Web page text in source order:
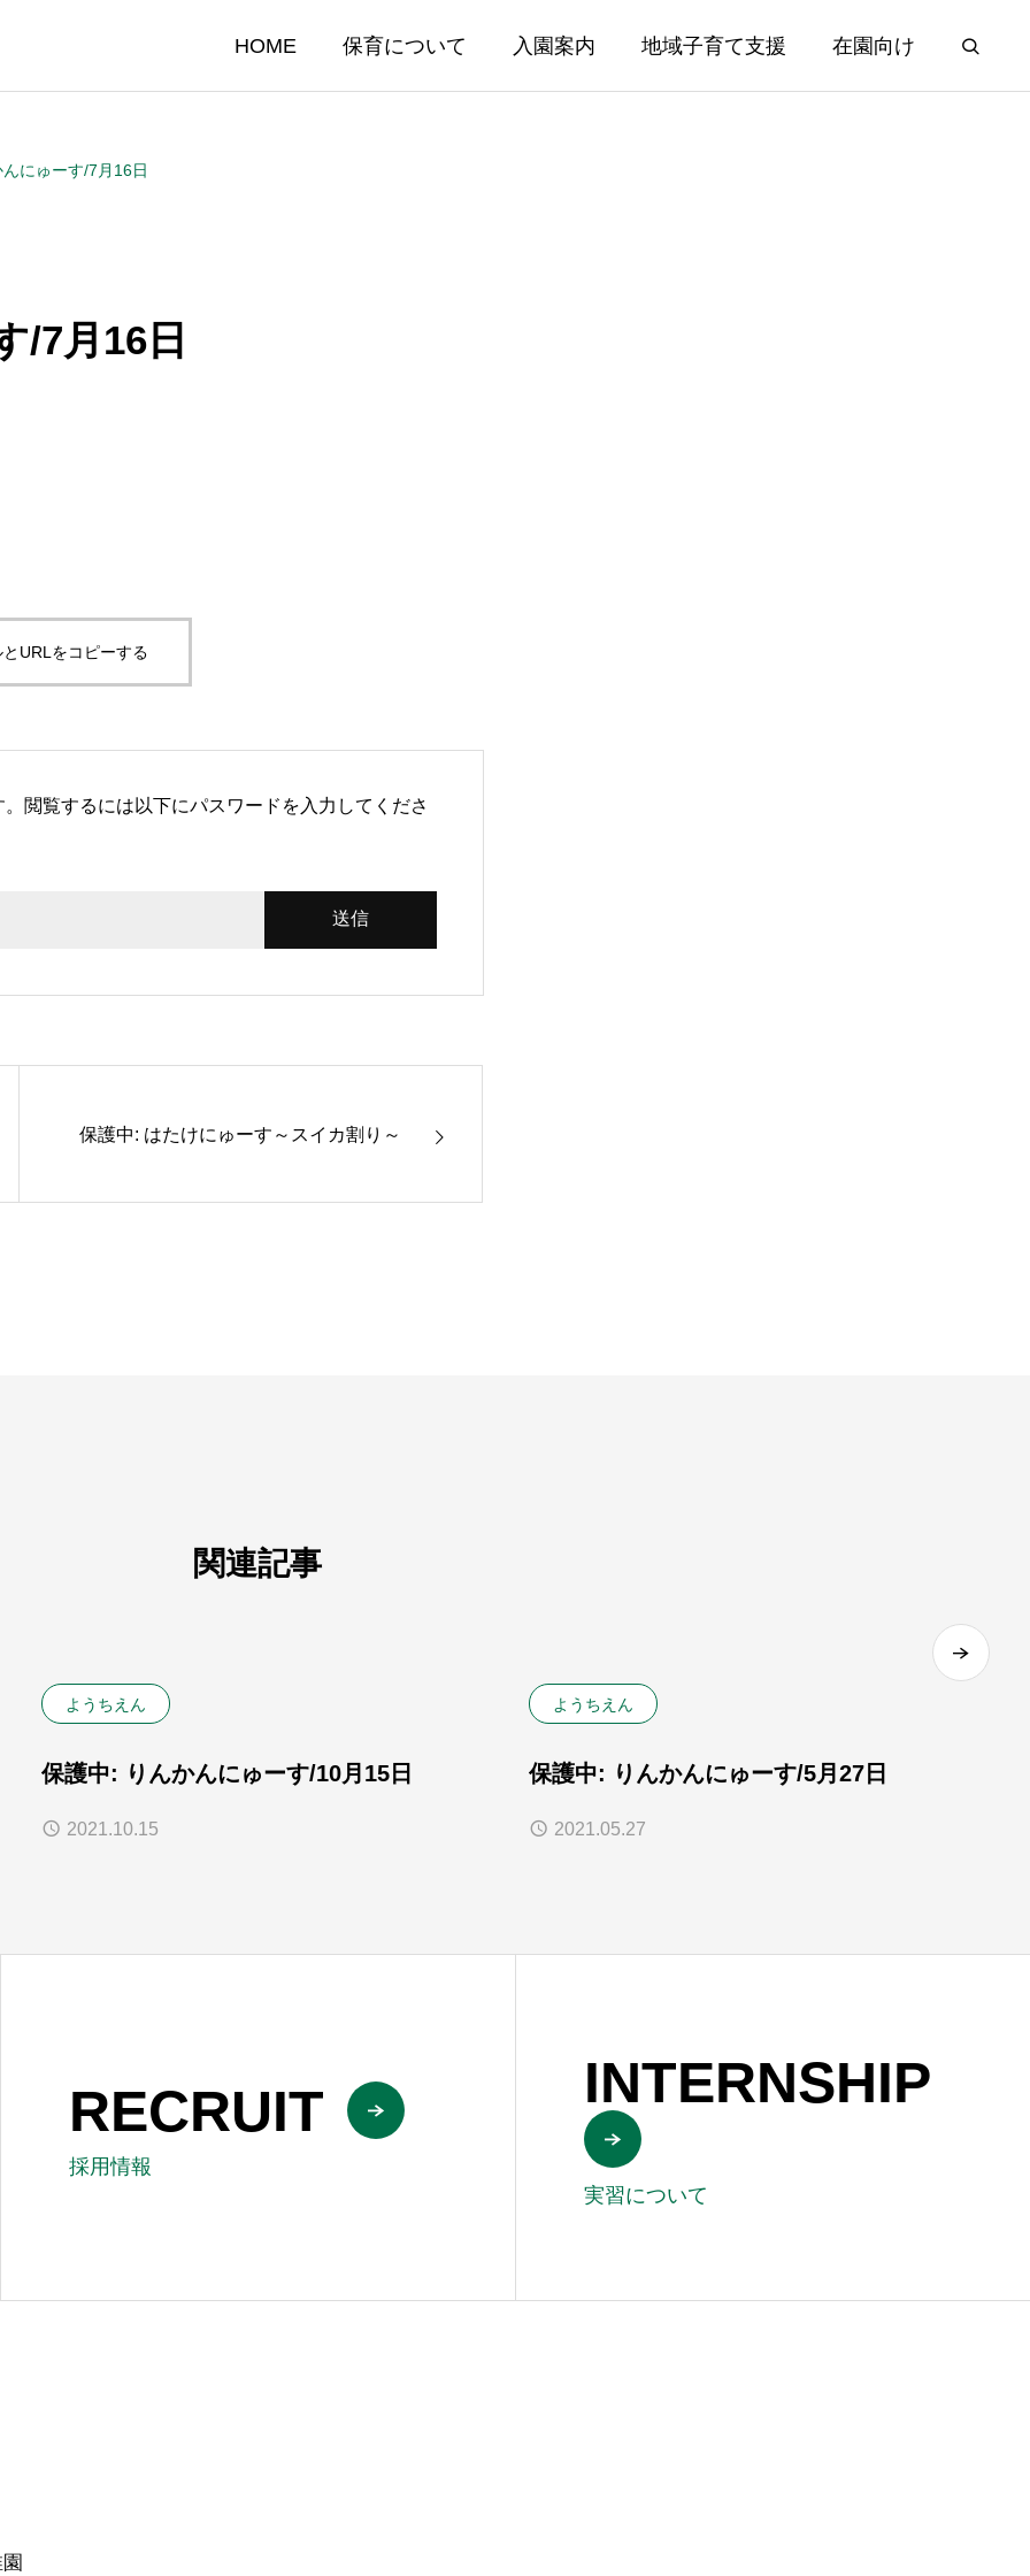
HOME 保育について 入園案内 地域子育て支援 在園向け
にゅーす/7月16日
/7月16日
URLをコピーする
閲覧するには以下にパスワードを入力してくださ
保護中: はたけにゅーす～スイカ割り～
関連記事
ようちえん
保護中: りんかんにゅーす/10月15日
2021.10.15
ようちえん
保護中: りんかんにゅーす/5月27日
2021.05.27
RECRUIT
採用情報
INTERNSHIP
実習について